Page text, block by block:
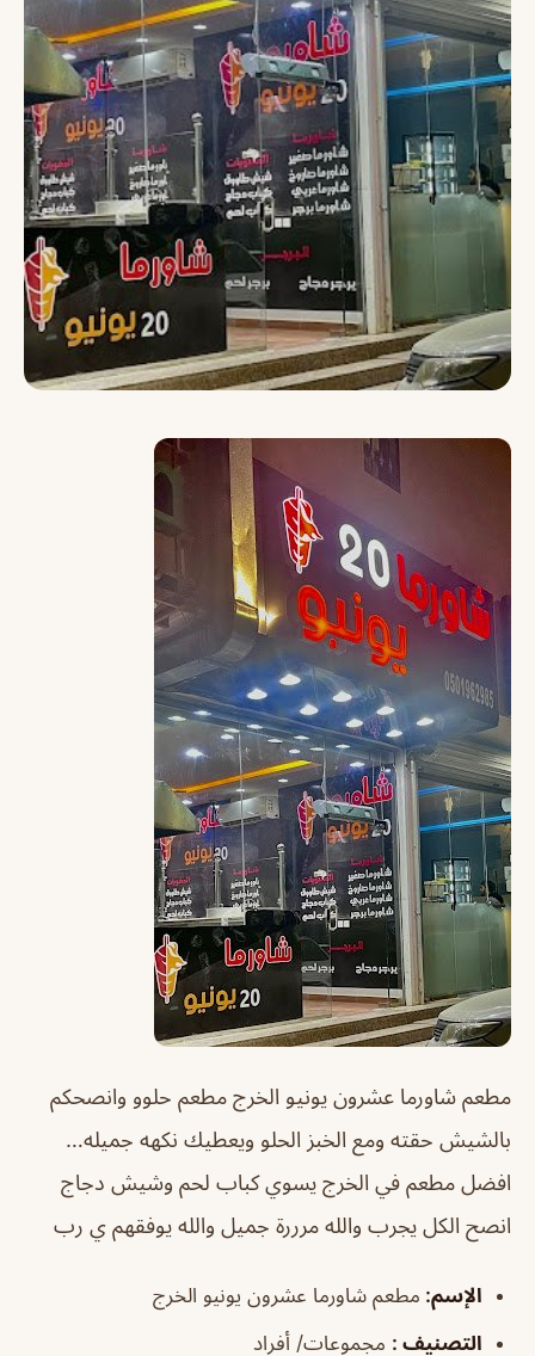
مطعم شاورما عشرون يونيو الخرج مطعم حلوو وانصحكم
بالشيش حقته ومع الخبز الحلو ويعطيك نكهه جميله…
افضل مطعم في الخرج يسوي كباب لحم وشيش دجاج
انصح الكل يجرب والله مرررة جميل والله يوفقهم ي رب
الإسم: مطعم شاورما عشرون يونيو الخرج
التصنيف : مجموعات/ أفراد